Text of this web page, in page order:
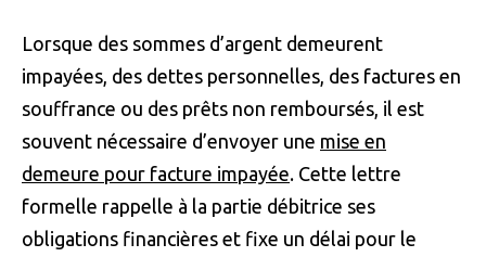
Lorsque des sommes d’argent demeurent
impayées, des dettes personnelles, des factures en
souffrance ou des prêts non remboursés, il est
souvent nécessaire d’envoyer une mise en
demeure pour facture impayée. Cette lettre
formelle rappelle à la partie débitrice ses
obligations financières et fixe un délai pour le